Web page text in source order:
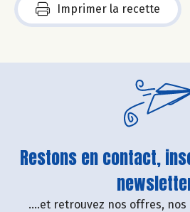
Imprimer la recette
Restons en contact,
....et retrouvez nos offres,